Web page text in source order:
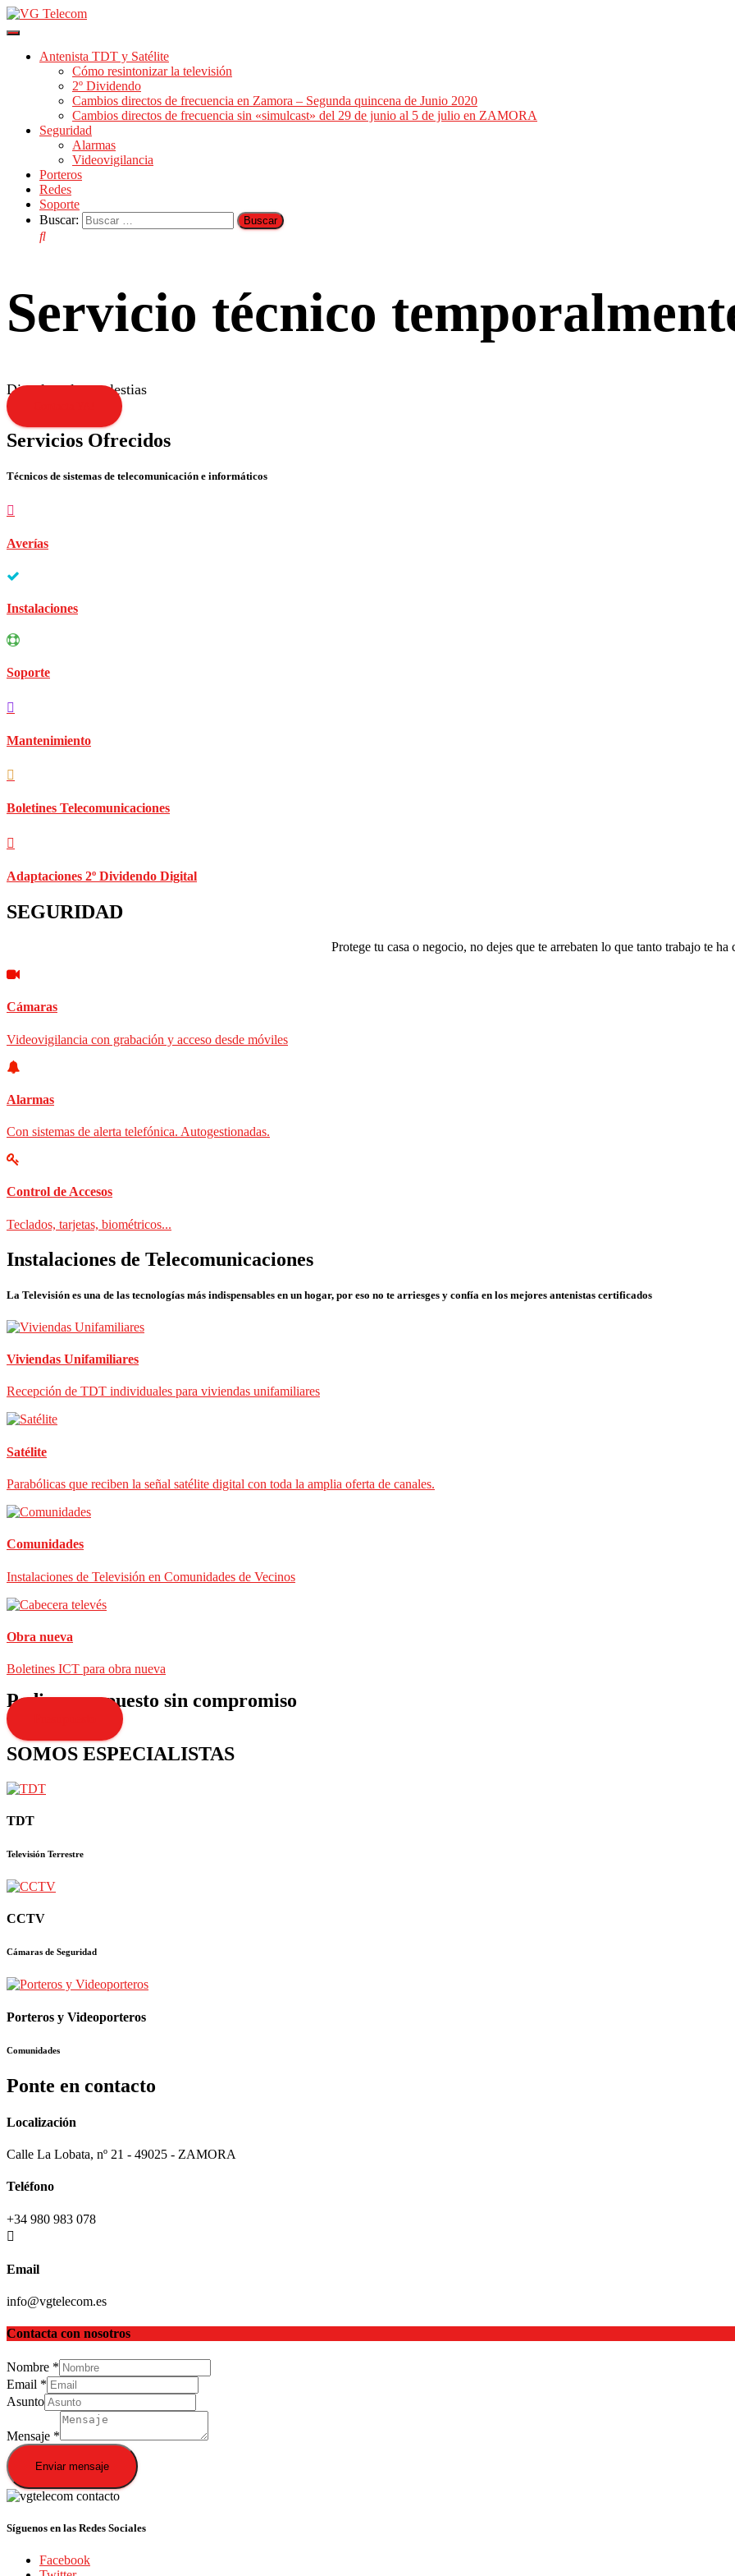
Cambiar
navegación
Antenista TDT y Satélite
Cómo resintonizar la televisión
2º Dividendo
Cambios directos de frecuencia en Zamora – Segunda quincena de Junio 2020
Cambios directos de frecuencia sin «simulcast» del 29 de junio al 5 de julio en ZAMORA
Seguridad
Alarmas
Videovigilancia
Porteros
Redes
Soporte
Buscar:
Servicio técnico
Disculpen las molestias
Servicios Ofrecidos
Técnicos de sistemas de telecomunicación e informáticos
Averías
Instalaciones
Soporte
Mantenimiento
Boletines Telecomunicaciones
Adaptaciones 2º Dividendo Digital
SEGURIDAD
Protege tu casa o negocio, no dejes que te arrebaten lo que tanto trabajo te ha
Cámaras
Videovigilancia con grabación y acceso desde móviles
Alarmas
Con sistemas de alerta telefónica. Autogestionadas.
Control de Accesos
Teclados, tarjetas, biométricos...
Instalaciones de Telecomunicaciones
La Televisión es una de las tecnologías más indispensables en un hogar, por eso no te arriesges y confía en los mejores antenistas certificados
Viviendas Unifamiliares
Recepción de TDT individuales para viviendas unifamiliares
Satélite
Parabólicas que reciben la señal satélite digital con toda la amplia oferta de canales.
Comunidades
Instalaciones de Televisión en Comunidades de Vecinos
Obra nueva
Boletines ICT para obra nueva
Pedir presupuesto sin compromiso
SOMOS ESPECIALISTAS
TDT
Televisión Terrestre
CCTV
Cámaras de Seguridad
Porteros y Videoporteros
Comunidades
Ponte en contacto
Localización
Calle La Lobata, nº 21 - 49025 - ZAMORA
Teléfono
+34 980 983 078
Email
info@vgtelecom.es
Contacta con nosotros
Nombre *
Email *
Asunto
Mensaje *
Enviar mensaje
Síguenos en las Redes Sociales
Facebook